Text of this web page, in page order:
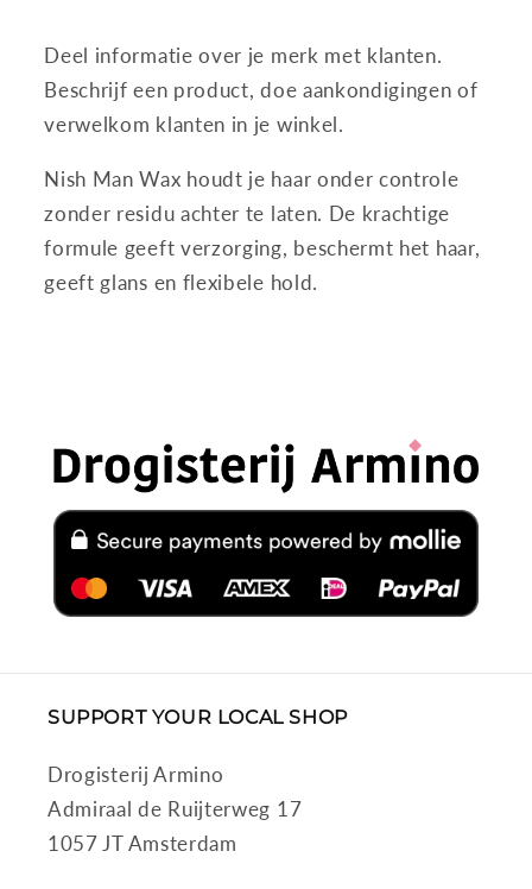
Deel informatie over je merk met klanten.
Beschrijf een product, doe aankondigingen of
verwelkom klanten in je winkel.
Nish Man Wax houdt je haar onder controle
zonder residu achter te laten. De krachtige
formule geeft verzorging, beschermt het haar,
geeft glans en flexibele hold.
SUPPORT YOUR LOCAL SHOP
Drogisterij Armino
Admiraal de Ruijterweg 17
1057 JT Amsterdam